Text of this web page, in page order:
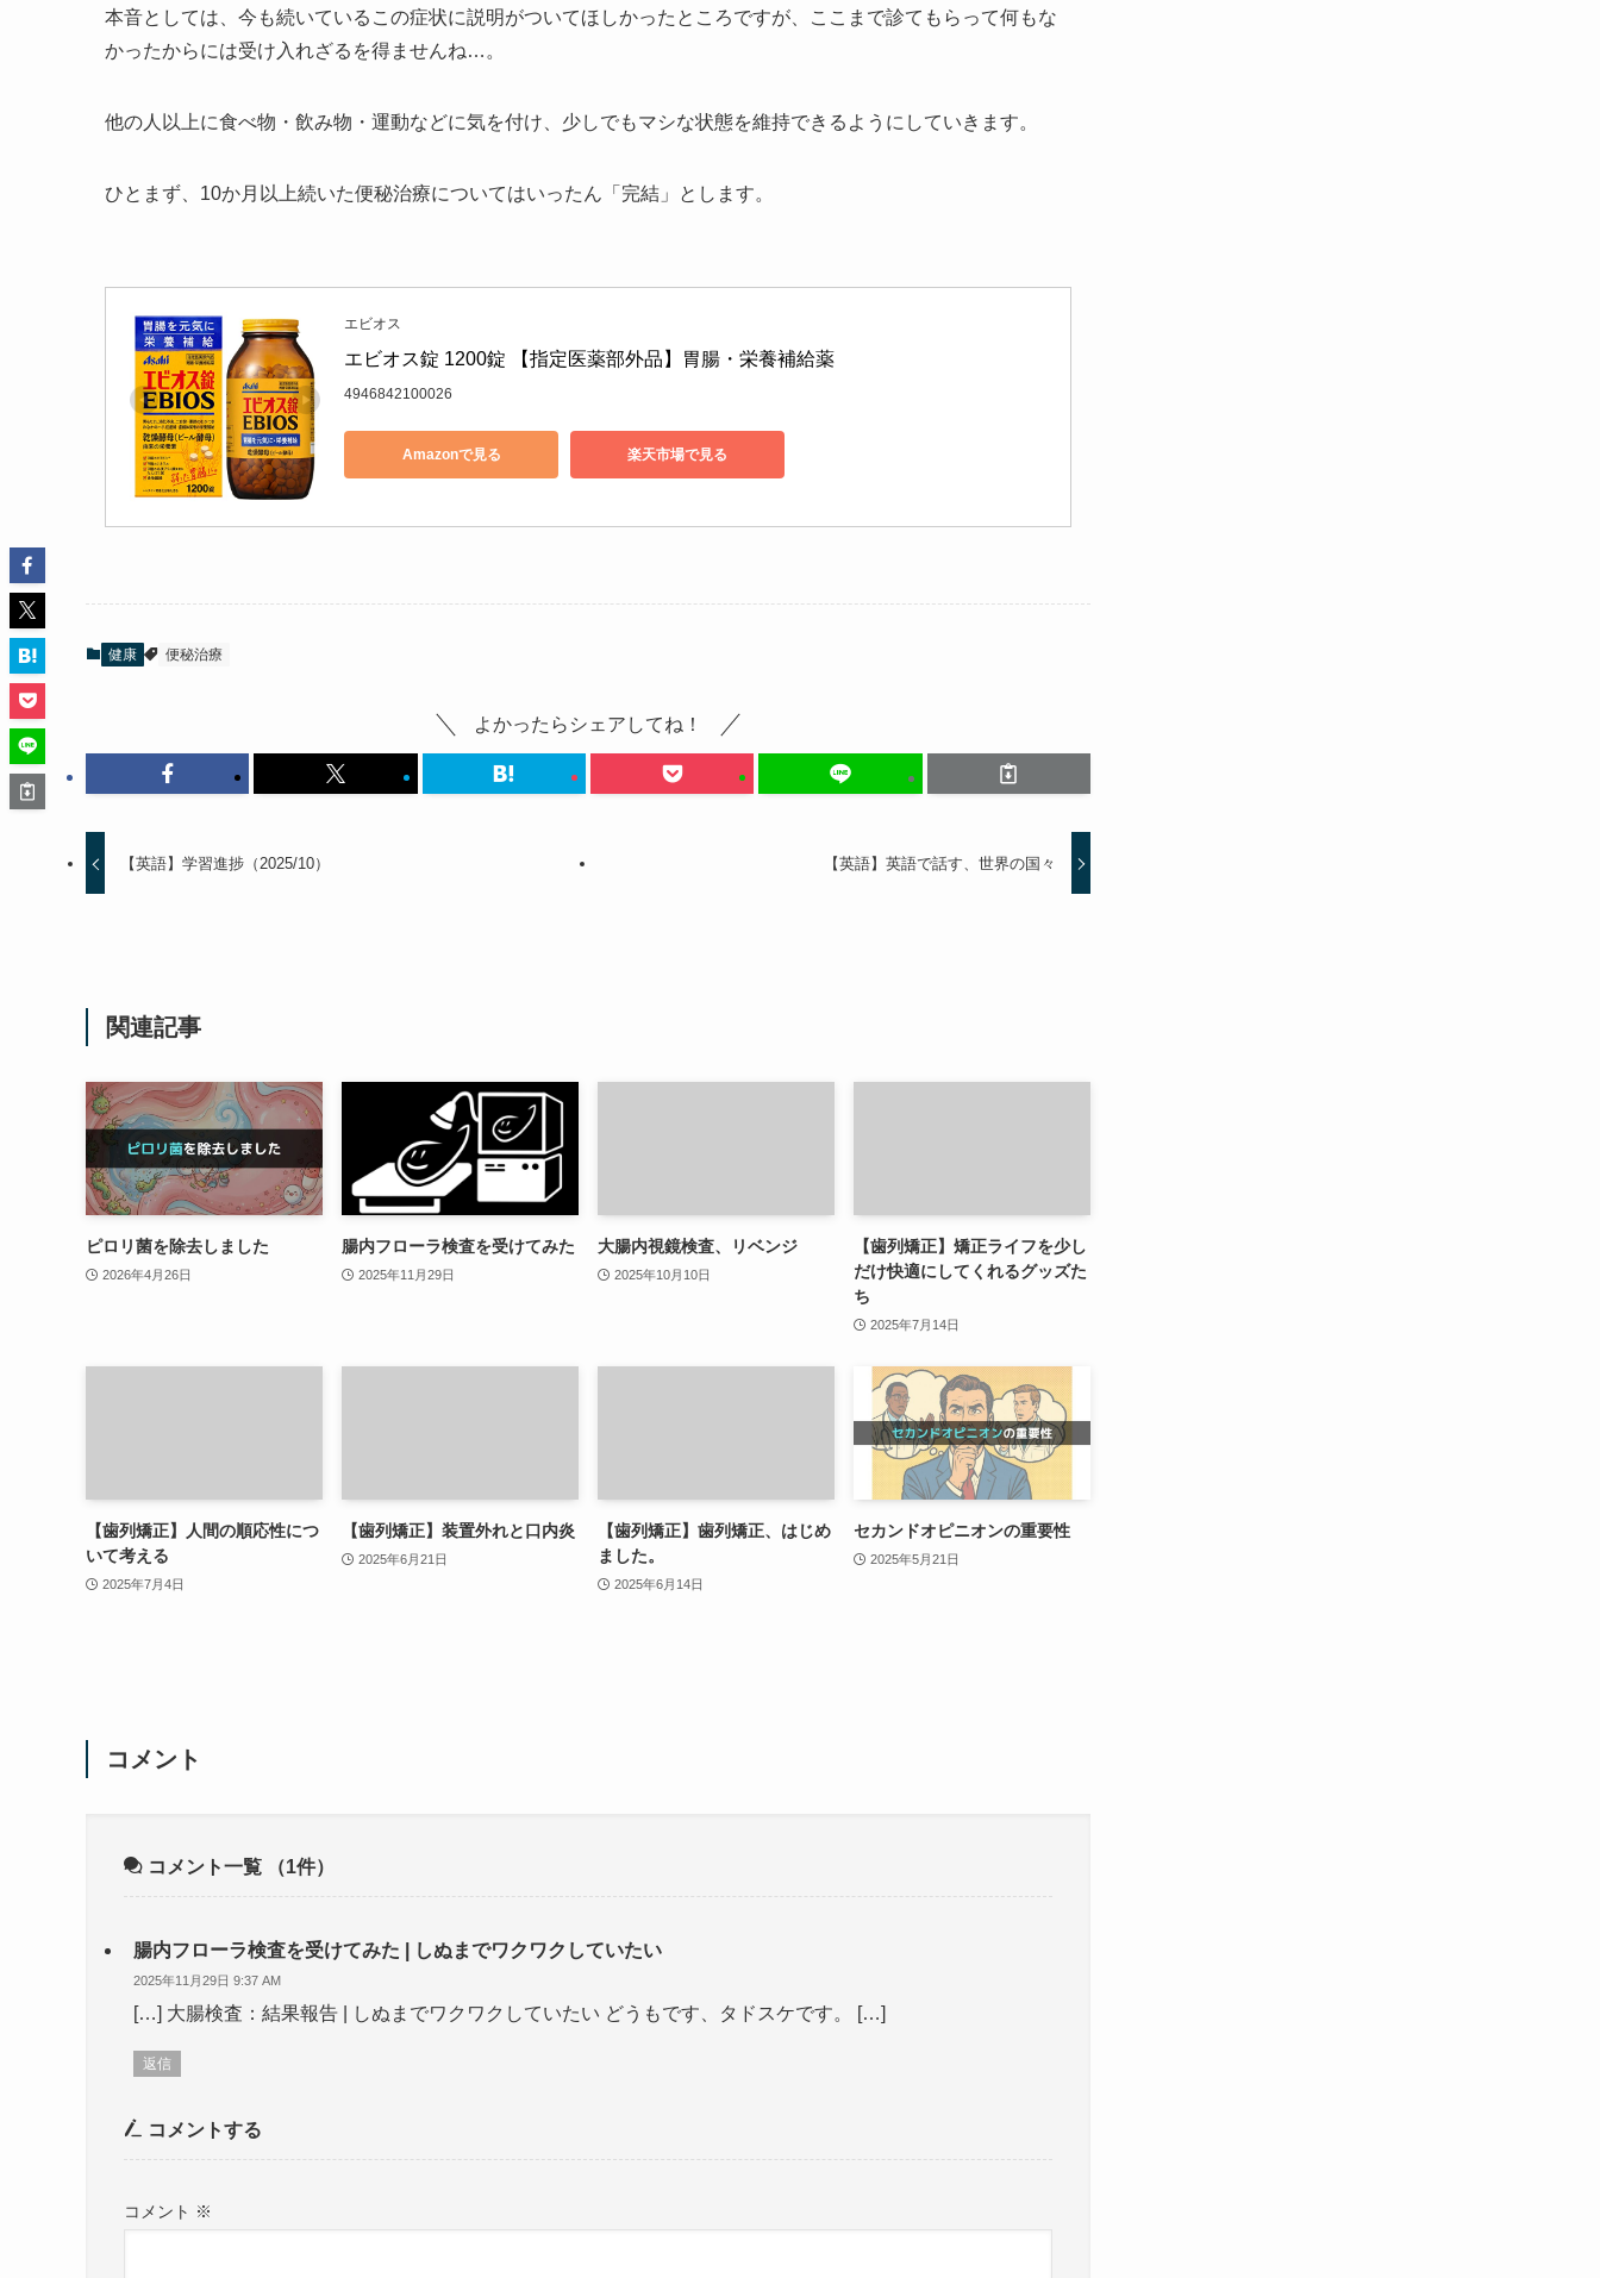
本音としては、今も続いているこの症状に説明がついてほしかったところですが、ここまで診てもらって何もな
かったからには受け入れざるを得ませんね…。
他の人以上に食べ物・飲み物・運動などに気を付け、少しでもマシな状態を維持できるようにしていきます。
ひとまず、10か月以上続いた便秘治療についてはいったん「完結」とします。
エビオス
エビオス錠 1200錠 【指定医薬部外品】胃腸・栄養補給薬
4946842100026
Amazonで見る 楽天市場で見る
健康 便秘治療
よかったらシェアしてね！
【英語】学習進捗（2025/10） 【英語】英語で話す、世界の国々
関連記事
ピロリ菌を除去しました
2026年4月26日
腸内フローラ検査を受けてみた
2025年11月29日
大腸内視鏡検査、リベンジ
2025年10月10日
【歯列矯正】矯正ライフを少し
だけ快適にしてくれるグッズた
ち
2025年7月14日
【歯列矯正】人間の順応性につ
いて考える
2025年7月4日
【歯列矯正】装置外れと口内炎
2025年6月21日
【歯列矯正】歯列矯正、はじめ
ました。
2025年6月14日
セカンドオピニオンの重要性
2025年5月21日
コメント
コメント一覧 （1件）
腸内フローラ検査を受けてみた | しぬまでワクワクしていたい
2025年11月29日 9:37 AM
[…] 大腸検査：結果報告 | しぬまでワクワクしていたい どうもです、タドスケです。 […]
返信
コメントする
コメント ※